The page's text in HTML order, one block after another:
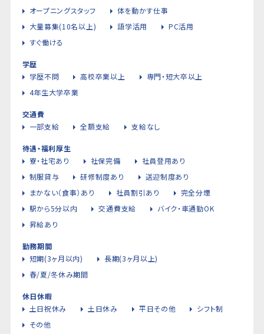
オープニングスタッフ
体を動かす仕事
大量募集(10名以上)
語学活用
PC活用
すぐ働ける
学歴
学歴不問
高校卒業以上
専門・短大卒以上
4年生大学卒業
交通費
一部支給
全額支給 支給なし
待遇・福利厚生
寮・社宅あり
社保完備
社員登用あり
制服貸与
研修制度あり
送迎制度あり
まかない（食事）あり
社員割引あり
完全分煙
駅から5分以内
交通費支給
バイク・車通勤OK
昇給あり
勤務期間
短期(3ヶ月以内)
長期(3ヶ月以上)
春/夏/冬休み期間
休日休暇
土日祝休み
土日休み 平日その他
シフト制
その他